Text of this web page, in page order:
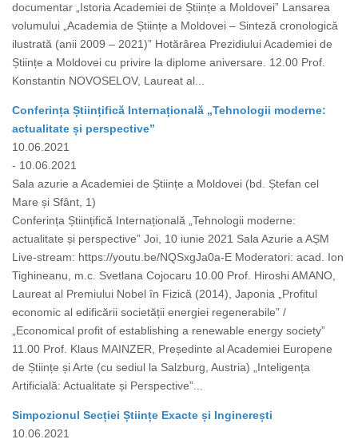
documentar „Istoria Academiei de Științe a Moldovei” Lansarea
volumului „Academia de Științe a Moldovei – Sinteză cronologică
ilustrată (anii 2009 – 2021)” Hotărârea Prezidiului Academiei de
Științe a Moldovei cu privire la diplome aniversare. 12.00 Prof.
Konstantin NOVOSELOV, Laureat al...
Conferința Științifică Internațională „Tehnologii moderne:
actualitate și perspective”
10.06.2021
- 10.06.2021
Sala azurie a Academiei de Științe a Moldovei (bd. Ștefan cel
Mare și Sfânt, 1)
Conferința Științifică Internațională „Tehnologii moderne:
actualitate și perspective” Joi, 10 iunie 2021 Sala Azurie a AȘM
Live-stream: https://youtu.be/NQSxgJa0a-E Moderatori: acad. Ion
Tighineanu, m.c. Svetlana Cojocaru 10.00 Prof. Hiroshi AMANO,
Laureat al Premiului Nobel în Fizică (2014), Japonia „Profitul
economic al edificării societății energiei regenerabile” /
„Economical profit of establishing a renewable energy society”
11.00 Prof. Klaus MAINZER, Președinte al Academiei Europene
de Științe și Arte (cu sediul la Salzburg, Austria) „Inteligența
Artificială: Actualitate și Perspective”...
Simpozionul Secției Științe Exacte și Inginerești
10.06.2021